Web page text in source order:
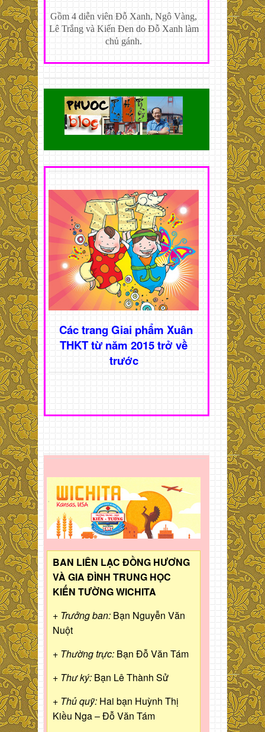
Gồm 4 diễn viên Đỗ Xanh, Ngô Vàng,
Lê Trắng và Kiến Đen do Đỗ Xanh làm
chủ gánh.
Các trang Giai phẩm Xuân
THKT từ năm 2015 trở về
trước
BAN LIÊN LẠC ĐỒNG HƯƠNG
VÀ GIA ĐÌNH TRUNG HỌC
KIẾN TƯỜNG WICHITA
+ Trưởng ban: Bạn Nguyễn Văn
Nuột
+ Thường trực: Bạn Đỗ Văn Tám
+ Thư ký: Bạn Lê Thành Sử
+ Thủ quỹ: Hai bạn Huỳnh Thị
Kiều Nga – Đỗ Văn Tám